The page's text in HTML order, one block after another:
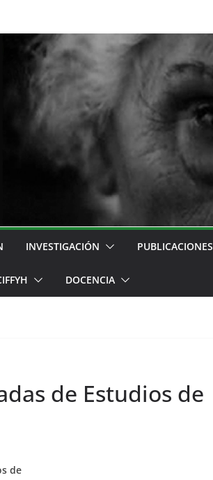
INVESTIGACIÓN PUBLICACIONES
DOCENCIA
de Estudios de
de